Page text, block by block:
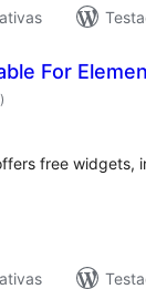
For
total
de
)
free widgets,